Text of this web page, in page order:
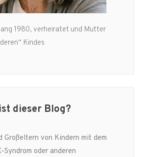
1980, verheiratet und Mutter
Kindes
dieser Blog?
Großeltern von Kindern mit dem
Syndrom oder anderen